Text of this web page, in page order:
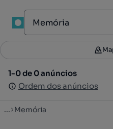
1-0 de 0 anúncios
Ordem dos anúncios
1-0 de 0 anúncios
Ordem dos anúncios
... Memória